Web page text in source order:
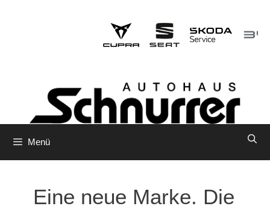
Menü
Eine neue Marke. Die